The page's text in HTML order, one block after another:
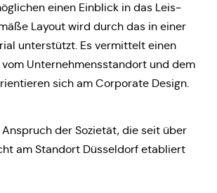
einen Ein­blick in das Leis­
Layout wird durch das in einer
unter­stützt. Es ver­mit­telt einen
Unter­neh­mens­stand­ort und dem
sich am Cor­po­ra­te Design.
der Sozie­tät, die seit über
am Stand­ort Düs­sel­dorf eta­bliert